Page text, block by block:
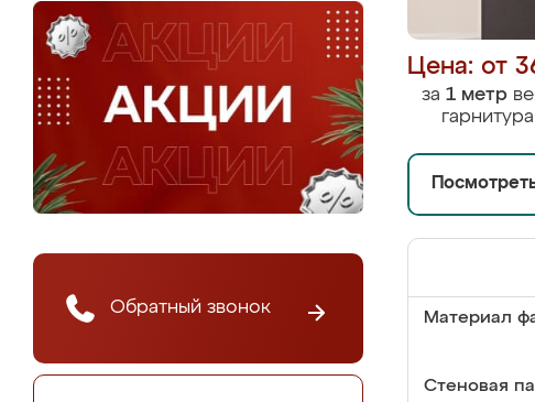
Обратный звонок
Цена: от
за 1 метр
Материал
Стеновая